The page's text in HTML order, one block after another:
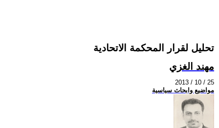
تحليل لقرار المحكمة الاتحادية
مهند الغزي
2013 / 10 / 25
مواضيع وابحاث سياسية